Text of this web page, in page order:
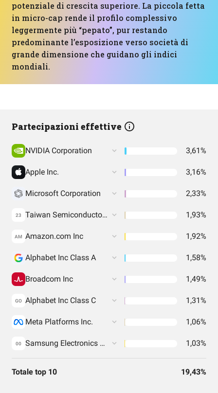
potenziale di crescita superiore. La piccola fetta
in micro-cap rende il profilo complessivo
leggermente più “pepato”, pur restando
predominante l’esposizione verso società di
grande dimensione che guidano gli indici
mondiali.
Partecipazioni effettive
NVIDIA Corporation 3,61%
Apple Inc. 3,16%
Microsoft Corporation 2,33%
23 Taiwan Semiconductor Manufacturing Co. Ltd. 1,93%
AM Amazon.com Inc 1,92%
Alphabet Inc Class A 1,58%
Broadcom Inc 1,49%
GO Alphabet Inc Class C 1,31%
Meta Platforms Inc. 1,06%
00 Samsung Electronics Co Ltd 1,03%
Totale top 10 19,43%